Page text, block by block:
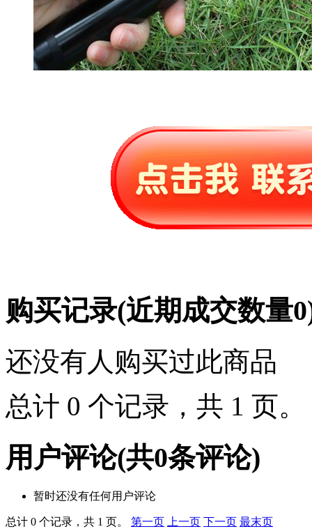
购买记录(近期成交数量0
还没有人购买过此商品
总计 0 个记录，共 1 页。
用户评论(共0条评论)
暂时还没有任何用户评论
总计 0 个记录，共 1 页。 第一页 上一页 下一页 最末页